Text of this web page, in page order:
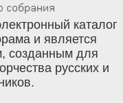
каталог
и является
созданным для
русских и